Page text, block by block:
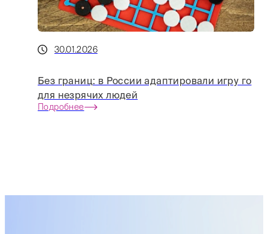
30.01.2026
Без границ: в России адаптировали игру го
для незрячих людей
Подробнее